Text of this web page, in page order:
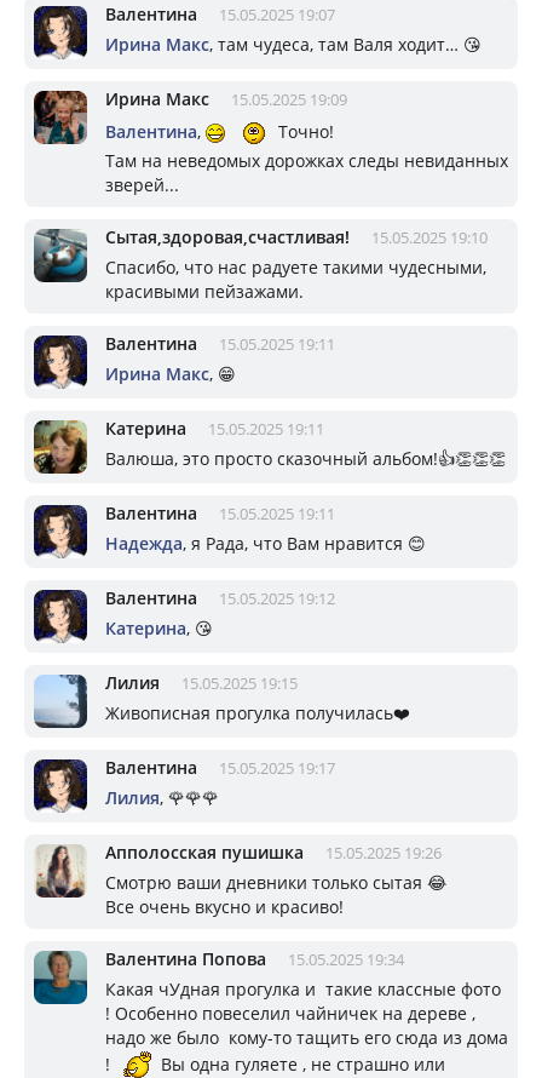
Валентина 15.05.2025 19:07
Ирина Макс, там чудеса, там Валя ходит… 😘
Ирина Макс 15.05.2025 19:09
Валентина,
Точно!
Там на неведомых дорожках следы невиданных
зверей...
Сытая,здоровая,счастливая! 15.05.2025 19:10
Спасибо, что нас радуете такими чудесными,
красивыми пейзажами.
Валентина 15.05.2025 19:11
Ирина Макс, 😁
Катерина 15.05.2025 19:11
Валюша, это просто сказочный альбом!👍👏👏👏
Валентина 15.05.2025 19:11
Надежда, я Рада, что Вам нравится 😊
Валентина 15.05.2025 19:12
Катерина, 😘
Лилия 15.05.2025 19:15
Живописная прогулка получилась❤️
Валентина 15.05.2025 19:17
Лилия, 🌹🌹🌹
Апполосская пушишка 15.05.2025 19:26
Смотрю ваши дневники только сытая 😂
Все очень вкусно и красиво!
Валентина Попова 15.05.2025 19:34
Какая чУдная прогулка и такие классные фото
! Особенно повеселил чайничек на дереве ,
надо же было кому-то тащить его сюда из дома
!
Вы одна гуляете , не страшно или